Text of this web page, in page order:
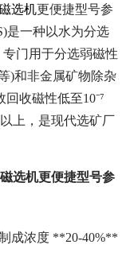
选机更便捷型号参
是一种以水为分选
门用于分选弱磁性
)和非金属矿物除杂
收磁性低至10⁻⁷
上，是现代选矿厂
选机更便捷型号参
成浓度 **20-40%**